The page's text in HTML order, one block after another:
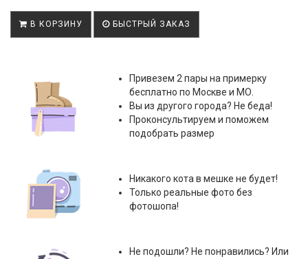
В КОРЗИНУ БЫСТРЫЙ ЗАКАЗ
Привезем 2 пары на примерку
бесплатно по Москве и МО.
Вы из другого города? Не беда!
Проконсультируем и поможем
подобрать размер
Никакого кота в мешке не будет!
Только реальные фото без
фотошопа!
Не подошли? Не понравились? Или